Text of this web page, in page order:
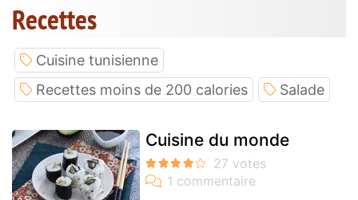
Recettes
Cuisine tunisienne
Recettes moins de 200 calories
Salade
Cuisine du monde